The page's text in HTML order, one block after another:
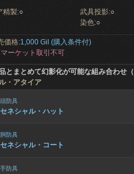
精製:○ 武具投影:○
染色:○
価格:1,000 Gil (購入条件付)
マーケット取引不可
とまとめて幻影化が可能な組み合わせ（
・アタイア
頭防具
セネシャル・ハット
胴防具
セネシャル・コート
手防具